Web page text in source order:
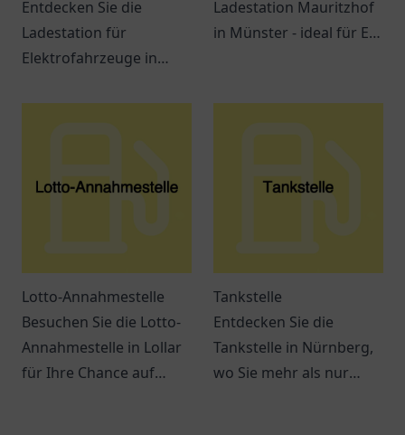
Entdecken Sie die
Ladestation für
Elektrofahrzeuge in
und benutzerfreundlich
Ladestation Mauritzhof
in Münster - ideal für E-
Umgebung!
Lotto-Annahmestelle
Besuchen Sie die Lotto-
Annahmestelle in Lollar
für Ihre Chance auf
Tankstelle
Entdecken Sie die
Tankstelle in Nürnberg,
wo Sie mehr als nur